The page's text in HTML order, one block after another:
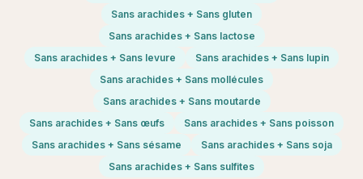
Sans arachides + Sans gluten
Sans arachides + Sans lactose
Sans arachides + Sans levure
Sans arachides + Sans lupin
Sans arachides + Sans mollécules
Sans arachides + Sans moutarde
Sans arachides + Sans œufs
Sans arachides + Sans poisson
Sans arachides + Sans sésame
Sans arachides + Sans soja
Sans arachides + Sans sulfites